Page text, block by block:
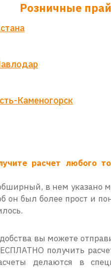
Розничные
Каменогорск
расчет любого
в нем указано
он был более прост и
вы можете
получить
делаются в